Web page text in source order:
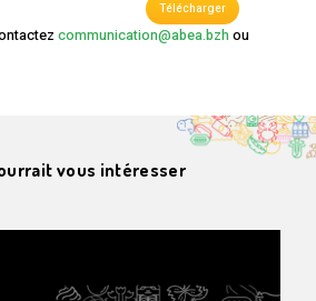
Télécharger
communication@abea.bzh ou
vous intéresser